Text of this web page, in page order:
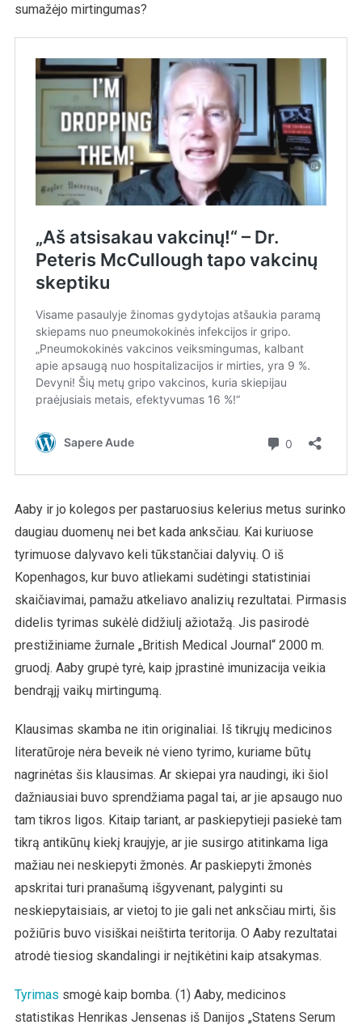
sumažėjo mirtingumas?
Aaby ir jo kolegos per pastaruosius kelerius metus surinko
daugiau duomenų nei bet kada anksčiau. Kai kuriuose
tyrimuose dalyvavo keli tūkstančiai dalyvių. O iš
Kopenhagos, kur buvo atliekami sudėtingi statistiniai
skaičiavimai, pamažu atkeliavo analizių rezultatai. Pirmasis
didelis tyrimas sukėlė didžiulį ažiotažą. Jis pasirodė
prestižiniame žurnale „British Medical Journal“ 2000 m.
gruodį. Aaby grupė tyrė, kaip įprastinė imunizacija veikia
bendrąjį vaikų mirtingumą.
Klausimas skamba ne itin originaliai. Iš tikrųjų medicinos
literatūroje nėra beveik nė vieno tyrimo, kuriame būtų
nagrinėtas šis klausimas. Ar skiepai yra naudingi, iki šiol
dažniausiai buvo sprendžiama pagal tai, ar jie apsaugo nuo
tam tikros ligos. Kitaip tariant, ar paskiepytieji pasiekė tam
tikrą antikūnų kiekį kraujyje, ar jie susirgo atitinkama liga
mažiau nei neskiepyti žmonės. Ar paskiepyti žmonės
apskritai turi pranašumą išgyvenant, palyginti su
neskiepytaisiais, ar vietoj to jie gali net anksčiau mirti, šis
požiūris buvo visiškai neištirta teritorija. O Aaby rezultatai
atrodė tiesiog skandalingi ir neįtikėtini kaip atsakymas.
Tyrimas smogė kaip bomba. (1) Aaby, medicinos
statistikas Henrikas Jensenas iš Danijos „Statens Serum